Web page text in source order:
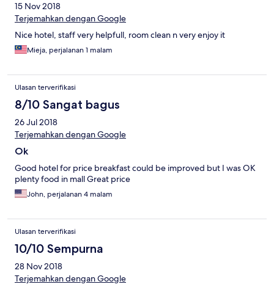
15 Nov 2018
Terjemahkan dengan Google
Nice hotel, staff very helpfull, room clean n very enjoy it
Mieja, perjalanan 1 malam
Ulasan terverifikasi
8/10 Sangat bagus
26 Jul 2018
Terjemahkan dengan Google
Ok
Good hotel for price breakfast could be improved but I was OK
plenty food in mall Great price
John, perjalanan 4 malam
Ulasan terverifikasi
10/10 Sempurna
28 Nov 2018
Terjemahkan dengan Google